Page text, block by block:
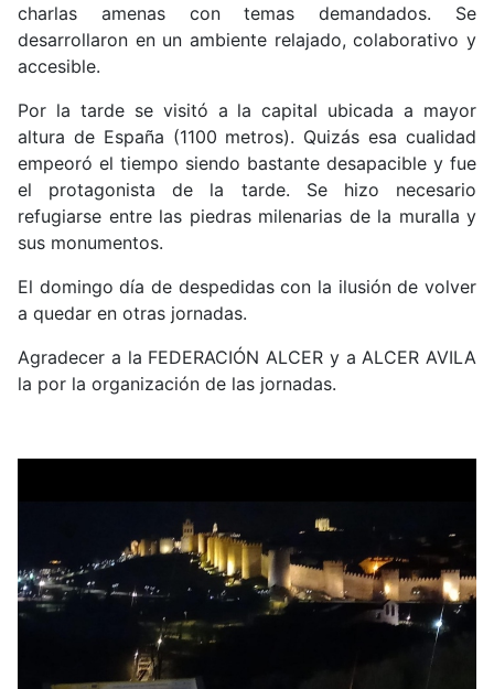
charlas amenas con temas demandados. Se
desarrollaron en un ambiente relajado, colaborativo y
accesible.
Por la tarde se visitó a la capital ubicada a mayor
altura de España (1100 metros). Quizás esa cualidad
empeoró el tiempo siendo bastante desapacible y fue
el protagonista de la tarde. Se hizo necesario
refugiarse entre las piedras milenarias de la muralla y
sus monumentos.
El domingo día de despedidas con la ilusión de volver
a quedar en otras jornadas.
Agradecer a la FEDERACIÓN ALCER y a ALCER AVILA
la por la organización de las jornadas.